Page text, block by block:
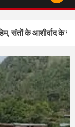
के साथ निकलेगी